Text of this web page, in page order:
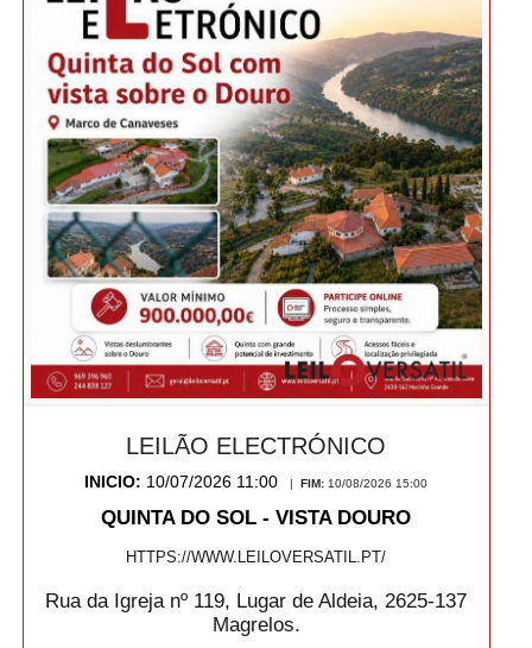
LEILÃO ELECTRÓNICO
INICIO: 10/07/2026 11:00 |FIM:10/08/2026 15:00
QUINTA DO SOL - VISTA DOURO
HTTPS://WWW.LEILOVERSATIL.PT/
Rua da Igreja nº 119, Lugar de Aldeia, 2625-137
Magrelos.